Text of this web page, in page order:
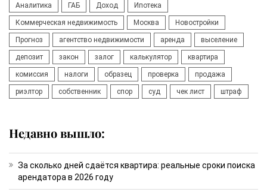
Аналитика ГАБ Доход Ипотека
Коммерческая недвижимость Москва Новостройки
Прогноз агентство недвижимости аренда выселение
депозит закон залог калькулятор квартира
комиссия налоги образец проверка продажа
риэлтор собственник спор суд чек лист штраф
Недавно вышло:
За сколько дней сдаётся квартира: реальные сроки поиска
арендатора в 2026 году